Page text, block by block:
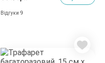
Відгуки 9